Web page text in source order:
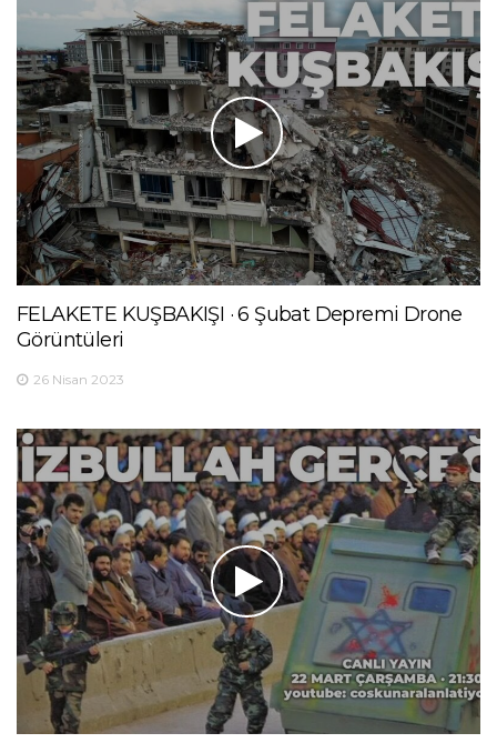
FELAKETE KUŞBAKIŞI · 6 Şubat Depremi Drone
Görüntüleri
26 Nisan 2023